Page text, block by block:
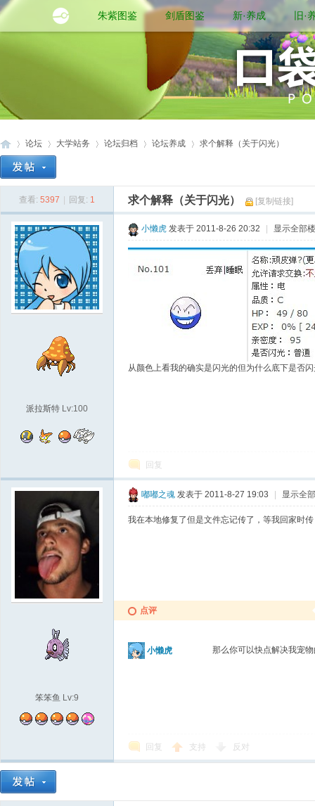
朱紫图鉴 剑盾图鉴 新·养成 旧·
论坛
›
大学站务
›
论坛归档
›
论坛养成
›
求个解释（关于闪光）
查看: 5397 回复: 1 求个解释（关于闪光） [复制链接]
派拉斯特 Lv:100
小懒虎 发表于 2011-8-26 20:32 | 显示全部
从颜色上看我的确实是闪光的但为什么底下是否
回复
笨笨鱼 Lv:9
嘟嘟之魂 发表于 2011-8-27 19:03 | 显示全
我在本地修复了但是文件忘记传了，等我回家时传
点评
小懒虎 那么你可以快点解决我宠
回复 支持 反对